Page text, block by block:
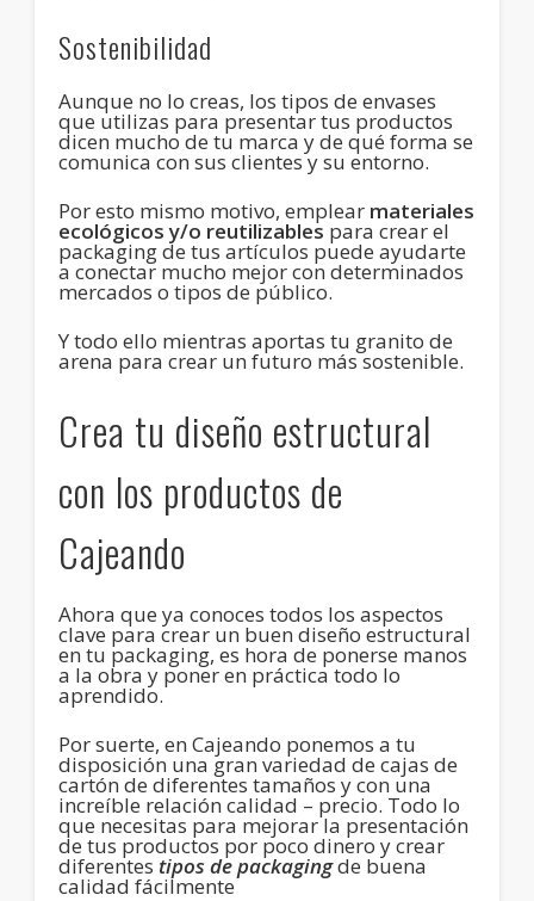
Sostenibilidad
Aunque no lo creas, los tipos de envases
que utilizas para presentar tus productos
dicen mucho de tu marca y de qué forma se
comunica con sus clientes y su entorno.
Por esto mismo motivo, emplear materiales
ecológicos y/o reutilizables para crear el
packaging de tus artículos puede ayudarte
a conectar mucho mejor con determinados
mercados o tipos de público.
Y todo ello mientras aportas tu granito de
arena para crear un futuro más sostenible.
Crea tu diseño estructural
con los productos de
Cajeando
Ahora que ya conoces todos los aspectos
clave para crear un buen diseño estructural
en tu packaging, es hora de ponerse manos
a la obra y poner en práctica todo lo
aprendido.
Por suerte, en Cajeando ponemos a tu
disposición una gran variedad de cajas de
cartón de diferentes tamaños y con una
increíble relación calidad – precio. Todo lo
que necesitas para mejorar la presentación
de tus productos por poco dinero y crear
diferentes tipos de packagingde buena
calidad fácilmente